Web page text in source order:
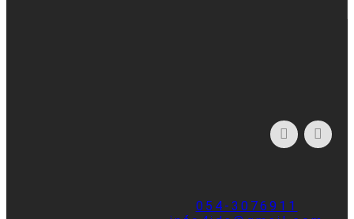
054-3076911